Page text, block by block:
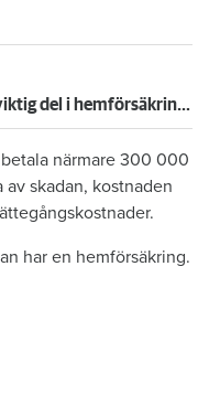
Ansvarsskyddet – en viktig del i hemförsäkringen
närmare 300 000
skadan, kostnaden
har en hemförsäkring.